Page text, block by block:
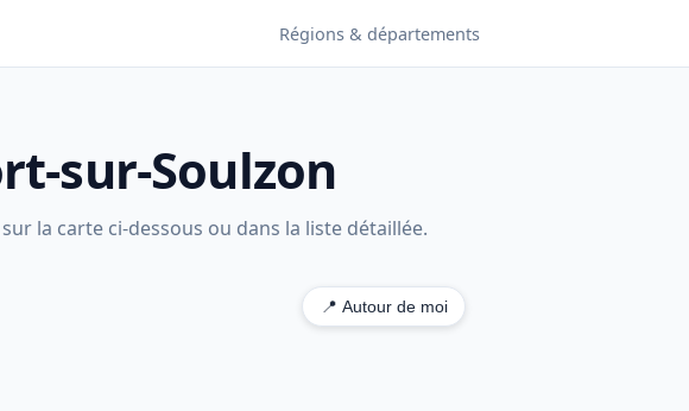
Régions & départements
sur-Soulzon
la carte ci-dessous ou dans la liste détaillée.
📍 Autour de moi